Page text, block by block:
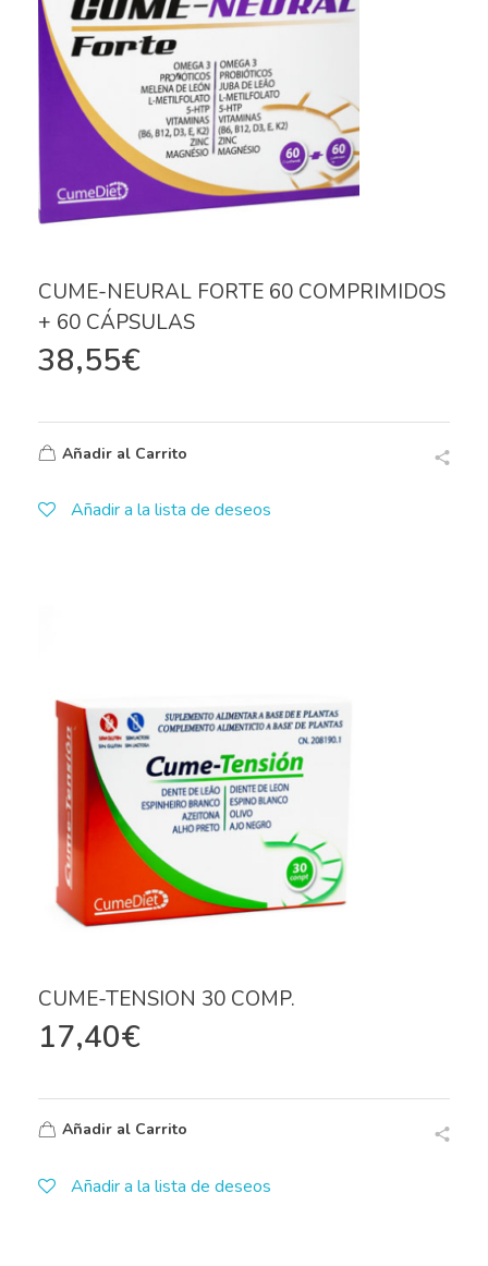
CUME-NEURAL FORTE 60 COMPRIMIDOS
+ 60 CÁPSULAS
38,55€
Añadir al Carrito
Añadir a la lista de deseos
CUME-TENSION 30 COMP.
17,40€
Añadir al Carrito
Añadir a la lista de deseos